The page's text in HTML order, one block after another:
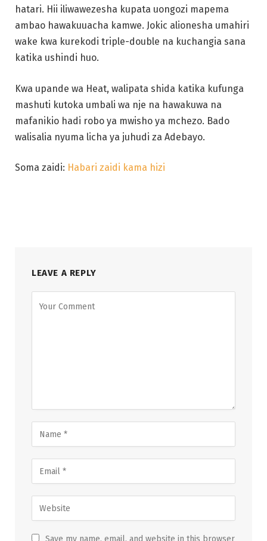
hatari. Hii iliwawezesha kupata uongozi mapema
ambao hawakuuacha kamwe. Jokic alionesha umahiri
wake kwa kurekodi triple-double na kuchangia sana
katika ushindi huo.
Kwa upande wa Heat, walipata shida katika kufunga
mashuti kutoka umbali wa nje na hawakuwa na
mafanikio hadi robo ya mwisho ya mchezo. Bado
walisalia nyuma licha ya juhudi za Adebayo.
Soma zaidi: Habari zaidi kama hizi
LEAVE A REPLY
Save my name, email, and website in this browser